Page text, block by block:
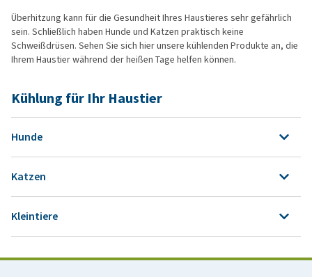
Überhitzung kann für die Gesundheit Ihres Haustieres sehr gefährlich
sein. Schließlich haben Hunde und Katzen praktisch keine
Schweißdrüsen. Sehen Sie sich hier unsere kühlenden Produkte an, die
Ihrem Haustier während der heißen Tage helfen können.
Kühlung für Ihr Haustier
Hunde
Kühlmatten
Hundepool
Kühlwesten
Katzen
Alle Kühlungsprodukte für Katzen
Kleintiere
Alle Kühlprodukte für Kleintiere